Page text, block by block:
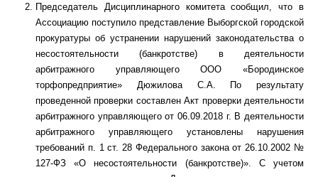
Председатель Дисциплинарного комитета сообщил, что в
Ассоциацию поступило представление Выборгской городской
прокуратуры об устранении нарушений законодательства о
несостоятельности (банкротстве) в деятельности
арбитражного управляющего ООО «Бородинское
торфопредприятие» Дюжилова С.А. По результату
проведенной проверки составлен Акт проверки деятельности
арбитражного управляющего от 06.09.2018 г. В деятельности
арбитражного управляющего установлены нарушения
требований п. 1 ст. 28 Федерального закона от 26.10.2002 №
127-ФЗ «О несостоятельности (банкротстве)». С учетом